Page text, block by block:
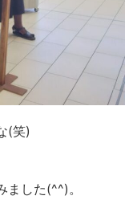
(笑)
した(^^)。